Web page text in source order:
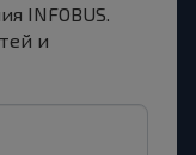
INFOBUS.
и